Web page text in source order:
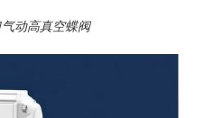
动高真空蝶阀